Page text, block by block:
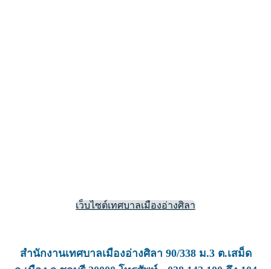
เว็บไซต์เทศบาลเมืองอ่างศิลา
สำนักงานเทศบาลเมืองอ่างศิลา 90/338 ม.3 ต.เสม็ด